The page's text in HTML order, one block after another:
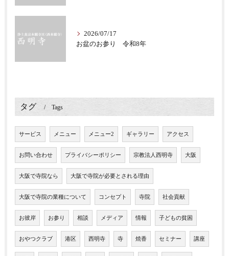
2026/07/17
お盆のお参り 令和8年
タグ Tags
サービス メニュー メニュー2 ギャラリー アクセス
お問い合わせ プライバシーポリシー 宗教法人西明寺 大阪
大阪で寺院なら 大阪で寺院が必要とされる理由
大阪で寺院の業種について コンセプト 寺院 社会貢献
お彼岸 お参り 相談 メディア 情報 子どもの貧困
おやつクラブ 港区 西明寺 寺 焼香 セミナー 講座